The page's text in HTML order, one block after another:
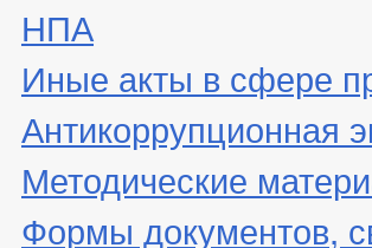
НПА
Иные акты в сфере
Антикоррупционная
Методические
Формы документов,